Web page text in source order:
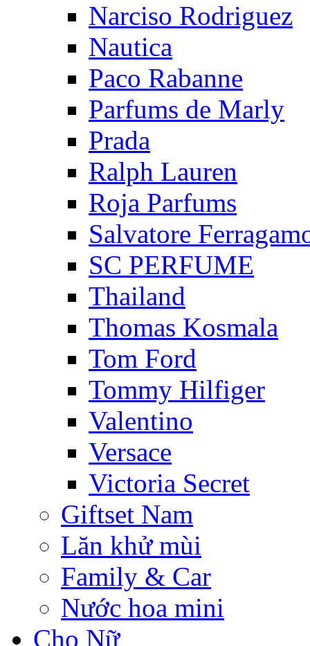
Narciso Rodriguez
Nautica
Paco Rabanne
Parfums de Marly
Prada
Ralph Lauren
Roja Parfums
Salvatore
SC PERFUME
Thailand
Thomas Kosmala
Tom Ford
Tommy Hilfiger
Valentino
Versace
Victoria Secret
Giftset Nam
Lăn khử mùi
Family & Car
Nước hoa mini
Cho Nữ